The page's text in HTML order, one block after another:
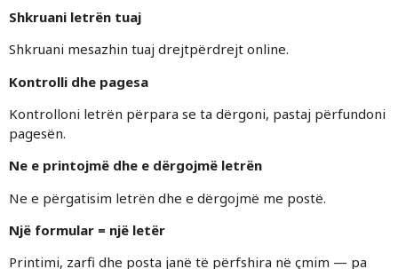
Shkruani letrën tuaj
Shkruani mesazhin tuaj drejtpërdrejt online.
Kontrolli dhe pagesa
Kontrolloni letrën përpara se ta dërgoni, pastaj përfundoni
pagesën.
Ne e printojmë dhe e dërgojmë letrën
Ne e përgatisim letrën dhe e dërgojmë me postë.
Një formular = një letër
Printimi, zarfi dhe posta janë të përfshira në çmim — pa